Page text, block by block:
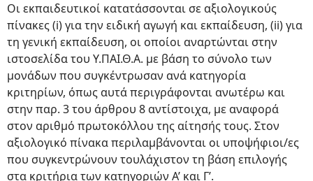
Οι εκπαιδευτικοί κατατάσσονται σε αξιολογικούς
πίνακες (i) για την ειδική αγωγή και εκπαίδευση, (ii) για
τη γενική εκπαίδευση, οι οποίοι αναρτώνται στην
ιστοσελίδα του Υ.ΠΑΙ.Θ.Α. με βάση το σύνολο των
μονάδων που συγκέντρωσαν ανά κατηγορία
κριτηρίων, όπως αυτά περιγράφονται ανωτέρω και
στην παρ. 3 του άρθρου 8 αντίστοιχα, με αναφορά
στον αριθμό πρωτοκόλλου της αίτησής τους. Στον
αξιολογικό πίνακα περιλαμβάνονται οι υποψήφιοι/ες
που συγκεντρώνουν τουλάχιστον τη βάση επιλογής
στα κριτήρια των κατηγοριών Α’ και Γ’.